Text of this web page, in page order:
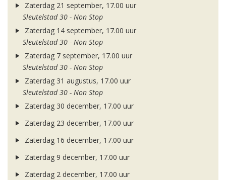
Zaterdag 21 september, 17.00 uur
Sleutelstad 30 - Non Stop
Zaterdag 14 september, 17.00 uur
Sleutelstad 30 - Non Stop
Zaterdag 7 september, 17.00 uur
Sleutelstad 30 - Non Stop
Zaterdag 31 augustus, 17.00 uur
Sleutelstad 30 - Non Stop
Zaterdag 30 december, 17.00 uur
Zaterdag 23 december, 17.00 uur
Zaterdag 16 december, 17.00 uur
Zaterdag 9 december, 17.00 uur
Zaterdag 2 december, 17.00 uur